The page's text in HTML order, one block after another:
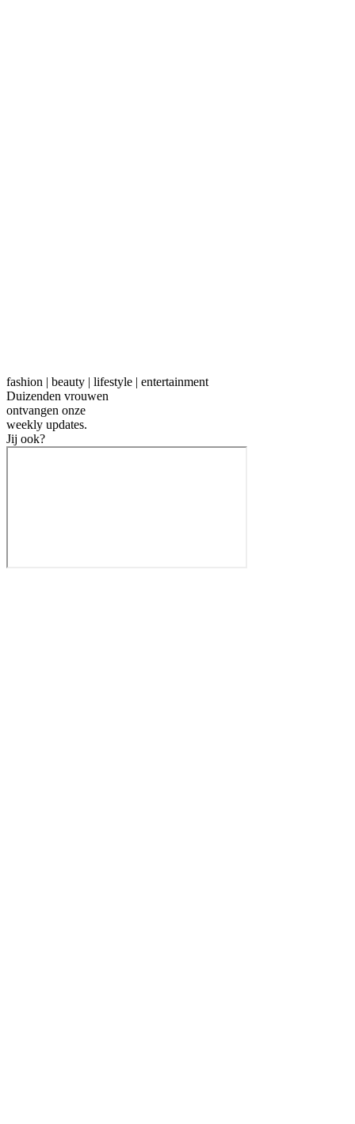
fashion | beauty | lifestyle | entertainment
Duizenden vrouwen
ontvangen onze
weekly updates.
Jij ook?